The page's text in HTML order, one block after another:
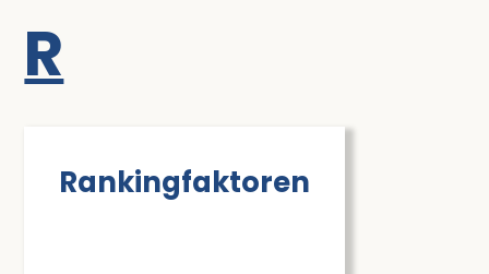
R
Rankingfaktoren